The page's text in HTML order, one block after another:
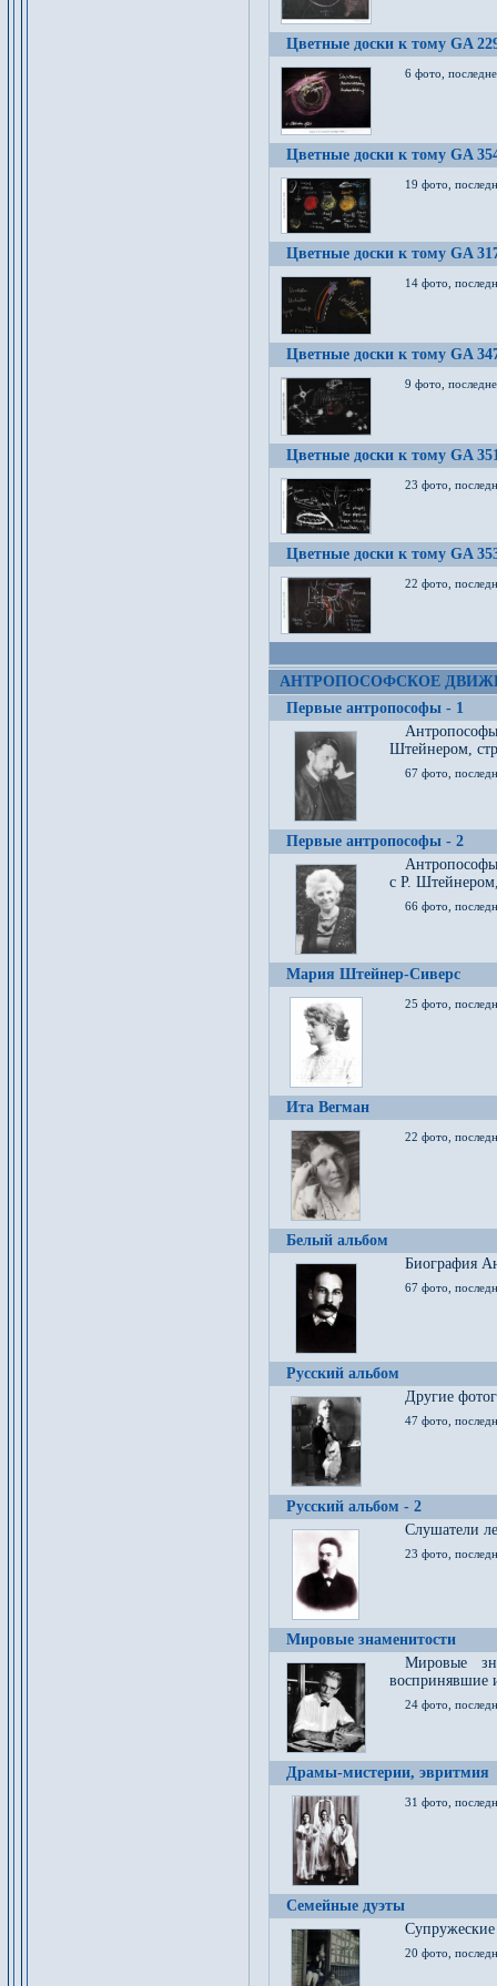
Цветные доски к тому GA
6 фото,
Цветные доски к тому GA
19 фото,
Цветные доски к тому GA
14 фото,
Цветные доски к тому GA
9 фото,
Цветные доски к тому GA
23 фото,
Цветные доски к тому GA
22 фото,
АНТРОПОСОФСКОЕ
Первые антропософы - 1
Штейнером,
67 фото,
Первые антропософы - 2
с Р.
66 фото,
Мария Штейнер-Сиверс
25 фото,
Ита Вегман
22 фото,
Белый альбом
Биография
67 фото,
Русский альбом
Другие
47 фото,
Русский альбом - 2
Cлушатели
23 фото,
Мировые знаменитости
Мировые
воспринявшие
24 фото,
Драмы-мистерии, эвритмия
31 фото,
Семейные дуэты
20 фото,